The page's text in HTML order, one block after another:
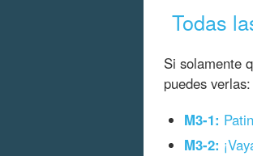
Todas
Si solamente
puedes verlas:
M3-1:
M3-2: